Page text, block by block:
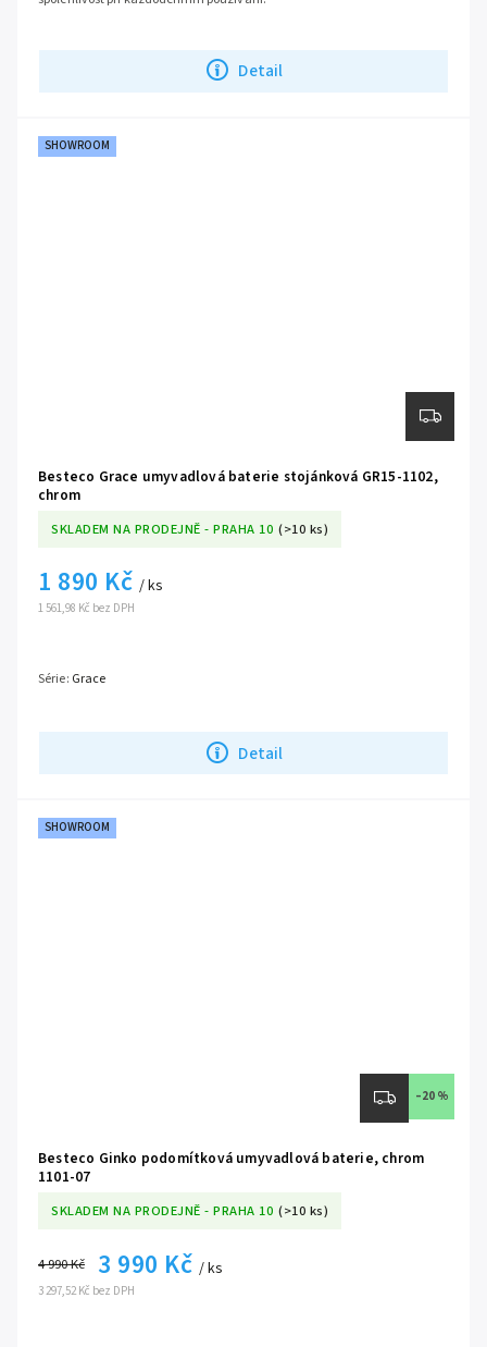
Detail
SHOWROOM
Besteco Grace umyvadlová baterie stojánková GR15-1102,
chrom
SKLADEM NA PRODEJNĚ - PRAHA 10 (>10 ks)
1 561,98 Kč bez DPH
1 890 Kč / ks
Detail
Série: Grace
SHOWROOM
–20 %
Besteco Ginko podomítková umyvadlová baterie, chrom
1101-07
SKLADEM NA PRODEJNĚ - PRAHA 10 (>10 ks)
3 297,52 Kč bez DPH
4 990 Kč 3 990 Kč / ks